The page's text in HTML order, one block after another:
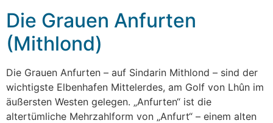
Die Grauen Anfurten
(Mithlond)
Die Grauen Anfurten – auf Sindarin Mithlond – sind der
wichtigste Elbenhafen Mittelerdes, am Golf von Lhûn im
äußersten Westen gelegen. „Anfurten“ ist die
altertümliche Mehrzahlform von „Anfurt“ – einem alten